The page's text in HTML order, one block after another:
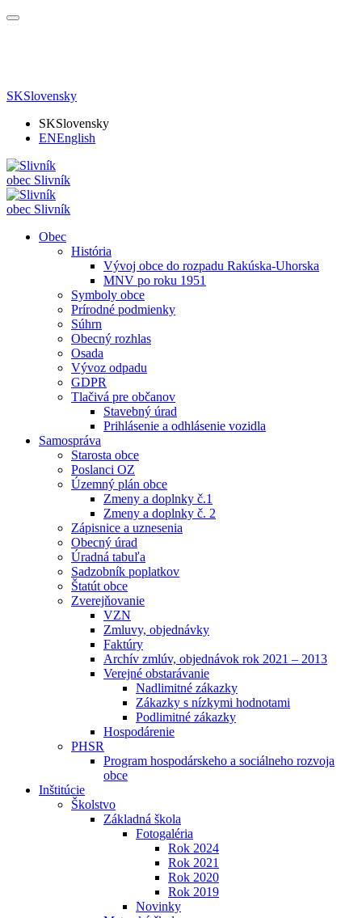
SKSlovensky
SKSlovensky
ENEnglish
obec Slivník
obec Slivník
Obec
História
Vývoj obce do rozpadu Rakúska-Uhorska
MNV po roku 1951
Symboly obce
Prírodné podmienky
Súhrn
Obecný rozhlas
Osada
Vývoz odpadu
GDPR
Tlačivá pre občanov
Stavebný úrad
Prihlásenie a odhlásenie vozidla
Samospráva
Starosta obce
Poslanci OZ
Územný plán obce
Zmeny a doplnky č.1
Zmeny a doplnky č. 2
Zápisnice a uznesenia
Obecný úrad
Úradná tabuľa
Sadzobník poplatkov
Štatút obce
Zverejňovanie
VZN
Zmluvy, objednávky
Faktúry
Archív zmlúv, objednávok rok 2021 – 2013
Verejné obstarávanie
Nadlimitné zákazky
Zákazky s nízkymi hodnotami
Podlimitné zákazky
Hospodárenie
PHSR
Program hospodárskeho a sociálneho rozvoja
obce
Inštitúcie
Školstvo
Základná škola
Fotogaléria
Rok 2024
Rok 2021
Rok 2020
Rok 2019
Novinky